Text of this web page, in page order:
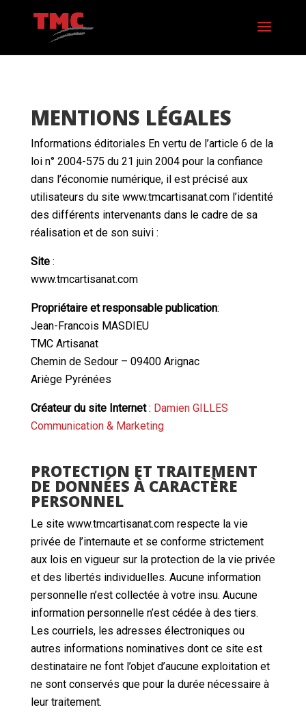
MENTIONS LÉGALES
Informations éditoriales En vertu de l’article 6 de la
loi n° 2004-575 du 21 juin 2004 pour la confiance
dans l’économie numérique, il est précisé aux
utilisateurs du site www.tmcartisanat.com l’identité
des différents intervenants dans le cadre de sa
réalisation et de son suivi :
Site:
www.tmcartisanat.com
Propriétaire et responsable publication:
Jean-Francois MASDIEU
TMC Artisanat
Chemin de Sedour – 09400 Arignac
Ariège Pyrénées
Créateur du site Internet: Damien GILLES
Communication & Marketing
PROTECTION ET TRAITEMENT
DE DONNÉES À CARACTÈRE
PERSONNEL
Le site www.tmcartisanat.com respecte la vie
privée de l’internaute et se conforme strictement
aux lois en vigueur sur la protection de la vie privée
et des libertés individuelles. Aucune information
personnelle n’est collectée à votre insu. Aucune
information personnelle n’est cédée à des tiers.
Les courriels, les adresses électroniques ou
autres informations nominatives dont ce site est
destinataire ne font l’objet d’aucune exploitation et
ne sont conservés que pour la durée nécessaire à
leur traitement.